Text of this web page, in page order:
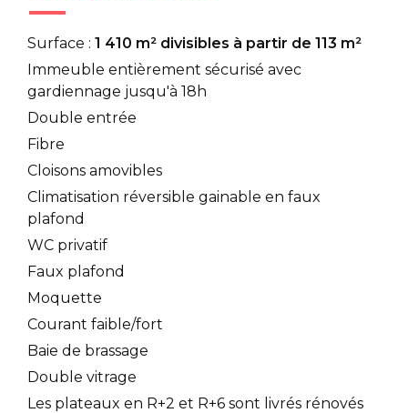
Surface : 1 410 m² divisibles à partir de 113 m²
Immeuble entièrement sécurisé avec
gardiennage jusqu'à 18h
Double entrée
Fibre
Cloisons amovibles
Climatisation réversible gainable en faux
plafond
WC privatif
Faux plafond
Moquette
Courant faible/fort
Baie de brassage
Double vitrage
Les plateaux en R+2 et R+6 sont livrés rénovés